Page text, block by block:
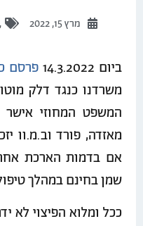
מרץ 15, 2022 ,
ביום 14.3.2022 פרסם
משרדנו כנגד דלק
המשפט המחוזי
אם בדמות הארכת
שמן בחינם במהלך
ככל ומלוא הפיצוי לא